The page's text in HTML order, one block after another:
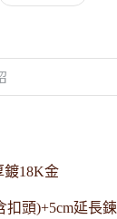
鍍18K金
扣頭)+5cm延長鍊